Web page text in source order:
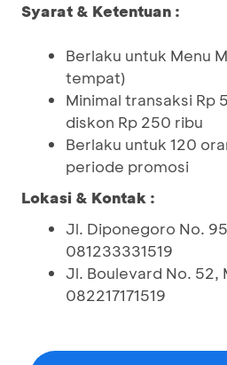
Syarat & Ketentuan :
Berlaku untuk Menu
tempat)
Minimal transaksi Rp
diskon Rp 250 ribu
Berlaku untuk 120
periode promosi
Lokasi & Kontak :
Jl. Diponegoro No.
081233331519
Jl. Boulevard No. 52,
082217171519